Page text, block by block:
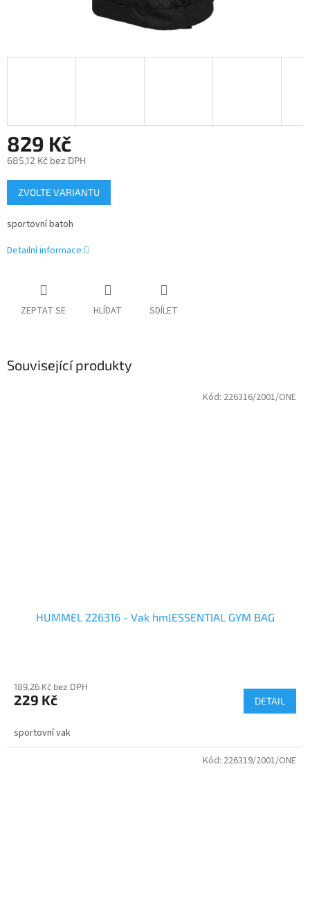
829 Kč
685,12 Kč bez DPH
Měrná
cena:
ZVOLTE VARIANTU
sportovní batoh
Detailní informace
ZEPTAT SE HLÍDAT SDÍLET
Související produkty
HUMMEL 226316 - Vak hmlESSENTIAL GYM BAG
189,26 Kč bez DPH
229 Kč DETAIL
sportovní vak
Kód: 226316/2001/ONE
Kód: 226319/2001/ONE